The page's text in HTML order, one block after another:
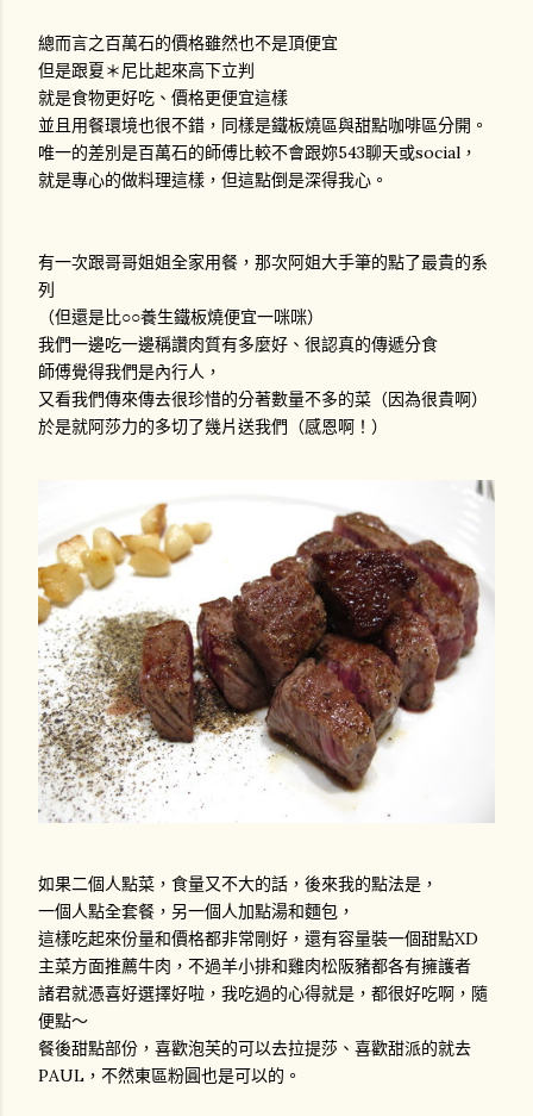
總而言之百萬石的價格雖然也不是頂便宜
但是跟夏＊尼比起來高下立判
就是食物更好吃、價格更便宜這樣
並且用餐環境也很不錯，同樣是鐵板燒區與甜點咖啡區分開。
唯一的差別是百萬石的師傅比較不會跟妳543聊天或social，
就是專心的做料理這樣，但這點倒是深得我心。
有一次跟哥哥姐姐全家用餐，那次阿姐大手筆的點了最貴的系
列
（但還是比○○養生鐵板燒便宜一咪咪）
我們一邊吃一邊稱讚肉質有多麼好、很認真的傳遞分食
師傅覺得我們是內行人，
又看我們傳來傳去很珍惜的分著數量不多的菜（因為很貴啊）
於是就阿莎力的多切了幾片送我們（感恩啊！）
如果二個人點菜，食量又不大的話，後來我的點法是，
一個人點全套餐，另一個人加點湯和麵包，
這樣吃起來份量和價格都非常剛好，還有容量裝一個甜點XD
主菜方面推薦牛肉，不過羊小排和雞肉松阪豬都各有擁護者
諸君就憑喜好選擇好啦，我吃過的心得就是，都很好吃啊，隨
便點～
餐後甜點部份，喜歡泡芙的可以去拉提莎、喜歡甜派的就去
PAUL，不然東區粉圓也是可以的。